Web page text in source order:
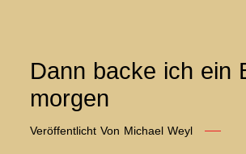
Dann backe ich ein
morgen
Veröffentlicht Von Michael Weyl